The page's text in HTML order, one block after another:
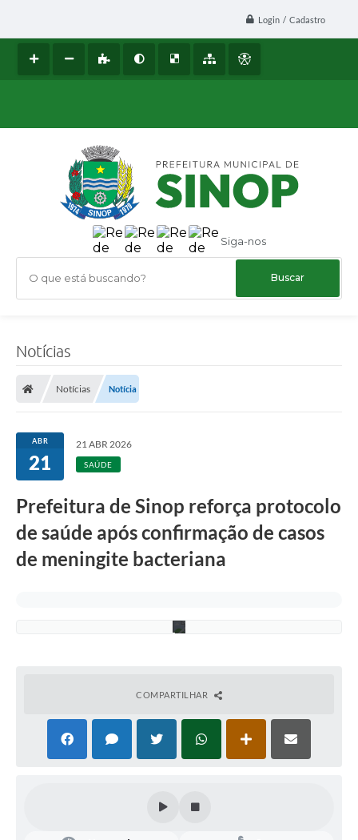
Login / Cadastro
Siga-nos
O que está buscando?
Notícias
Notícias Notícia
ABR
21
21 ABR 2026
SAÚDE
Prefeitura de Sinop reforça protocolo
de saúde após confirmação de casos
de meningite bacteriana
o
G
o
u
COMPARTILHAR